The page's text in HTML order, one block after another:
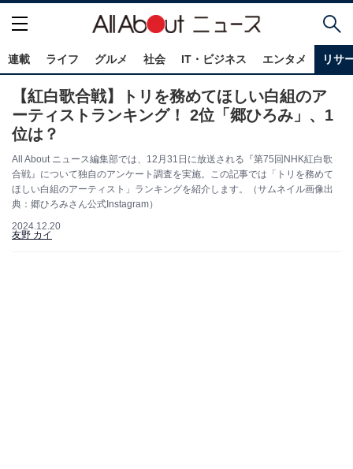
連載 ライフ グルメ 社会 IT・ビジネス エンタメ リサ
【紅白歌合戦】トリを務めてほしい白組のア
ーティストランキング！ 2位「郷ひろみ」、1
位は？
All About ニュース編集部では、12月31日に放送される『第75回NHK紅白歌
合戦』について独自のアンケート調査を実施。この記事では「トリを務めて
ほしい白組のアーティスト」ランキングを紹介します。（サムネイル画像出
典：郷ひろみさん公式Instagram）
2024.12.20
友野 カイ